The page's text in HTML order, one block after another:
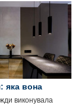
яка вона
виконувала